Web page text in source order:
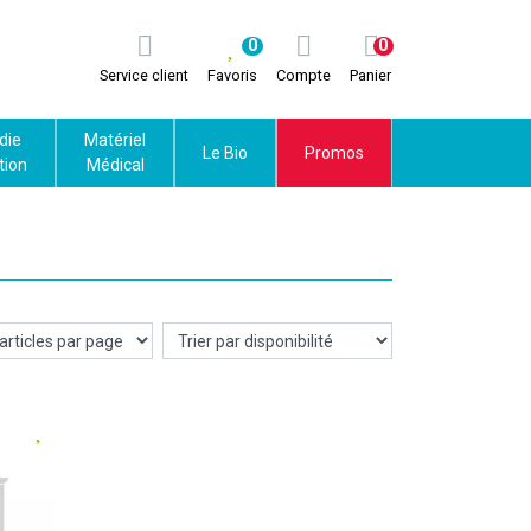
Service client Favoris
0
Compte Panier
0
Matériel
Médical
Le Bio Promos